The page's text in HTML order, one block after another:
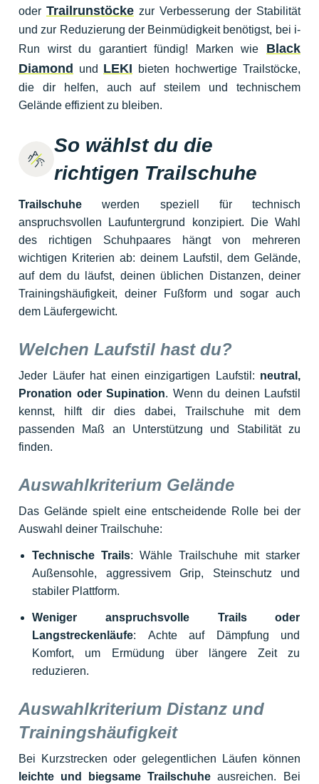
oder Trailrunstöcke zur Verbesserung der Stabilität
und zur Reduzierung der Beinmüdigkeit benötigst, bei i-
Run wirst du garantiert fündig! Marken wie Black
Diamond
und LEKI bieten hochwertige Trailstöcke,
die dir helfen, auch auf steilem und technischem
Gelände effizient zu bleiben.
So wählst du die
richtigen Trailschuhe
Trailschuhe werden speziell für technisch
anspruchsvollen Laufuntergrund konzipiert. Die Wahl
des richtigen Schuhpaares hängt von mehreren
wichtigen Kriterien ab: deinem Laufstil, dem Gelände,
auf dem du läufst, deinen üblichen Distanzen, deiner
Trainingshäufigkeit, deiner Fußform und sogar auch
dem Läufergewicht.
Welchen Laufstil hast du?
Jeder Läufer hat einen einzigartigen Laufstil: neutral,
Pronation oder Supination. Wenn du deinen Laufstil
kennst, hilft dir dies dabei, Trailschuhe mit dem
passenden Maß an Unterstützung und Stabilität zu
finden.
Auswahlkriterium Gelände
Das Gelände spielt eine entscheidende Rolle bei der
Auswahl deiner Trailschuhe:
Technische Trails: Wähle Trailschuhe mit starker
Außensohle, aggressivem Grip, Steinschutz und
stabiler Plattform.
Weniger anspruchsvolle Trails oder
Langstreckenläufe: Achte auf Dämpfung und
Komfort, um Ermüdung über längere Zeit zu
reduzieren.
Auswahlkriterium Distanz und
Trainingshäufigkeit
Bei Kurzstrecken oder gelegentlichen Läufen können
leichte und biegsame Trailschuhe ausreichen. Bei